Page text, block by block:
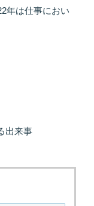
年は仕事におい
出来事